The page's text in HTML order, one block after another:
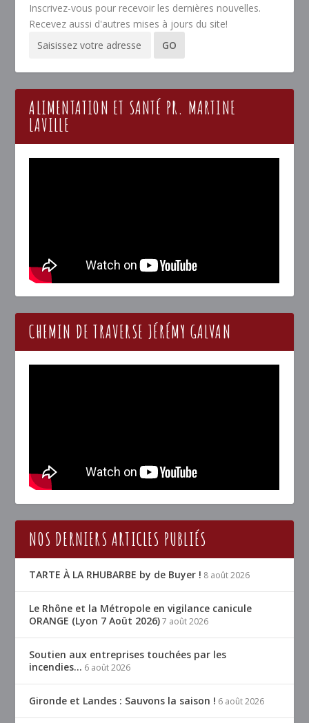
Inscrivez-vous pour recevoir les dernières nouvelles.
Recevez aussi d'autres mises à jours du site!
ALIMENTATION ET SANTÉ PR. MARTINE
LAVILLE
CHEMIN DE TRAVERSE JÉRÉMY GALVAN
NOS DERNIERS ARTICLES PUBLIÉS
TARTE À LA RHUBARBE by de Buyer ! 8 août 2026
Le Rhône et la Métropole en vigilance canicule
ORANGE (Lyon 7 Août 2026) 7 août 2026
Soutien aux entreprises touchées par les
incendies… 6 août 2026
Gironde et Landes : Sauvons la saison ! 6 août 2026